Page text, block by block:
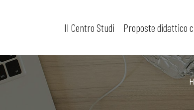
Il Centro Studi Proposte didattico